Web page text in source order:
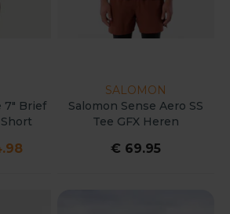
7" Brief
SALOMON
Salomon Sense Aero SS
Tee GFX Heren
€ 69.95